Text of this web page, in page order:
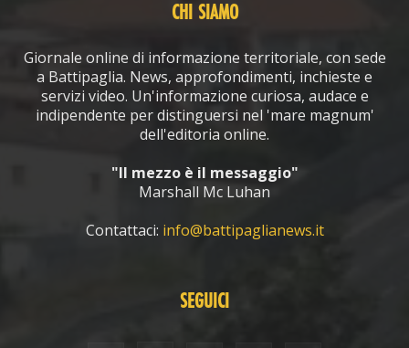
CHI SIAMO
Giornale online di informazione territoriale, con sede
a Battipaglia. News, approfondimenti, inchieste e
servizi video. Un'informazione curiosa, audace e
indipendente per distinguersi nel 'mare magnum'
dell'editoria online.
"Il mezzo è il messaggio"
Marshall Mc Luhan
Contattaci: info@battipaglianews.it
SEGUICI